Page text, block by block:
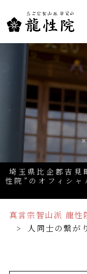
埼玉県比企郡吉見
性院”のオフィシ
真言宗智山派 龍性
人同士の繋がり